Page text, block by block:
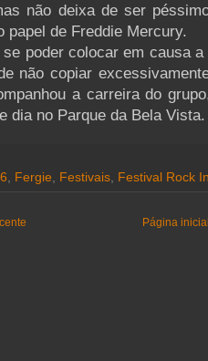
não deixa de ser
papel de Freddie Mercury.
poder colocar em causa
não copiar
a carreira do
dia no Parque da Bela Vista.
, Fergie, Festivais, Festival Rock
Página